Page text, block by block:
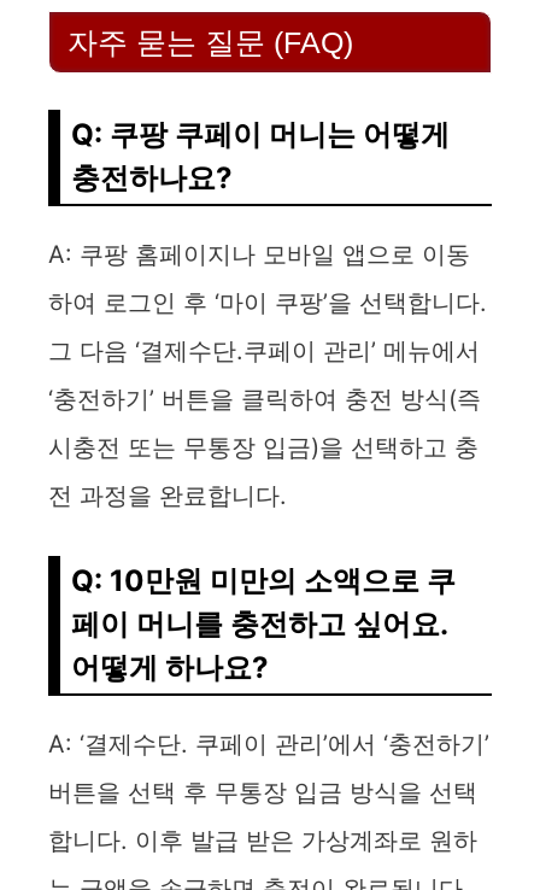
자주 묻는 질문 (FAQ)
Q: 쿠팡 쿠페이 머니는 어떻게
충전하나요?
A: 쿠팡 홈페이지나 모바일 앱으로 이동
하여 로그인 후 ‘마이 쿠팡’을 선택합니다.
그 다음 ‘결제수단.쿠페이 관리’ 메뉴에서
‘충전하기’ 버튼을 클릭하여 충전 방식(즉
시충전 또는 무통장 입금)을 선택하고 충
전 과정을 완료합니다.
Q: 10만원 미만의 소액으로 쿠
페이 머니를 충전하고 싶어요.
어떻게 하나요?
A: ‘결제수단. 쿠페이 관리’에서 ‘충전하기’
버튼을 선택 후 무통장 입금 방식을 선택
합니다. 이후 발급 받은 가상계좌로 원하